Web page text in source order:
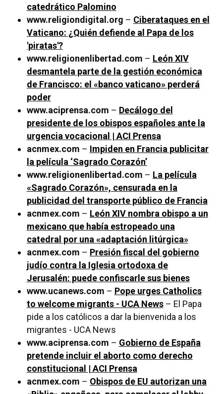
catedrático Palomino
www.religiondigital.org – Ciberataques en el
Vaticano: ¿Quién defiende al Papa de los
'piratas'?
www.religionenlibertad.com – León XIV
desmantela parte de la gestión económica
de Francisco: el «banco vaticano» perderá
poder
www.aciprensa.com – Decálogo del
presidente de los obispos españoles ante la
urgencia vocacional | ACI Prensa
acnmex.com – Impiden en Francia publicitar
la película ‘Sagrado Corazón’
www.religionenlibertad.com – La película
«Sagrado Corazón», censurada en la
publicidad del transporte público de Francia
acnmex.com – León XIV nombra obispo a un
mexicano que había estropeado una
catedral por una «adaptación litúrgica»
acnmex.com – Presión fiscal del gobierno
judío contra la Iglesia ortodoxa de
Jerusalén: puede confiscarle sus bienes
www.ucanews.com – Pope urges Catholics
to welcome migrants - UCA News– El Papa
pide a los católicos a dar la bienvenida a los
migrantes - UCA News
www.aciprensa.com – Gobierno de España
pretende incluir el aborto como derecho
constitucional | ACI Prensa
acnmex.com – Obispos de EU autorizan una